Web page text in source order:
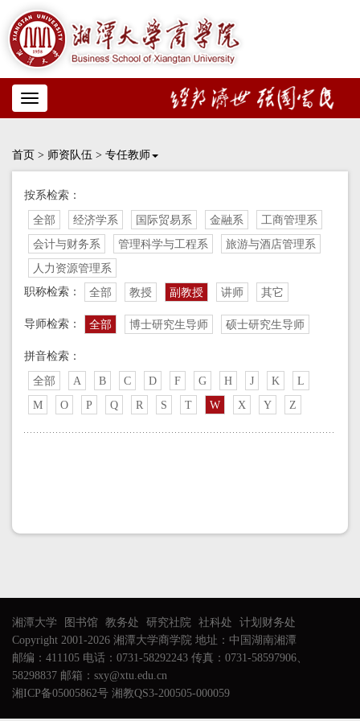
Toggle
navigation
首页 > 师资队伍 > 专任教师
按系检索：
全部 经济学系 国际贸易系 金融系
工商管理系
会计与财务系
管理科学与工程系
旅游与酒店管理系
人力资源管理系
职称检索：
全部 教授 副教授 讲师 其它
导师检索： 全部 博士研究生导师 硕士研究生导师
拼音检索：
全部 A B C D F G H J K
L
M
O P Q R S T W X Y Z
湘潭大学 图书馆 教务处 研究社院 社科处
计划财务处
Copyright 2001-2026 湘潭大学商学院 地址：中国湖南湘潭
邮编：411105 电话：0731-58292243 传真：0731-58597906、
58298837 邮箱：sxy@xtu.edu.cn
湘ICP备05005862号 湘教QS3-200505-000059